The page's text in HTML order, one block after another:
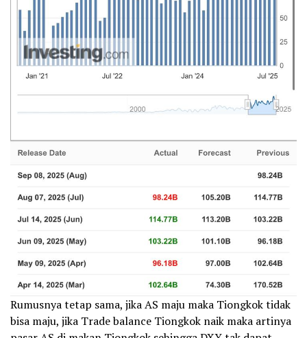
Rumusnya tetap sama, jika AS maju maka Tiongkok tidak
bisa maju, jika Trade balance Tiongkok naik maka artinya